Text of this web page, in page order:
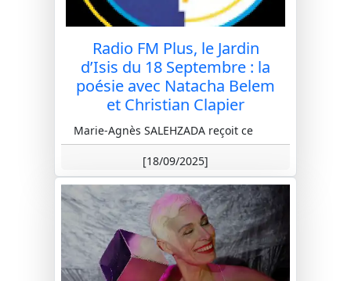
Radio FM Plus, le Jardin
d’Isis du 18 Septembre : la
poésie avec Natacha Belem
et Christian Clapier
Marie-Agnès SALEHZADA reçoit ce
jeudi 18 septembre, dans jardin d’Isis
Natacha Belem et Christian Clapier,
véritables touche-à-tout artisti...
[18/09/2025]